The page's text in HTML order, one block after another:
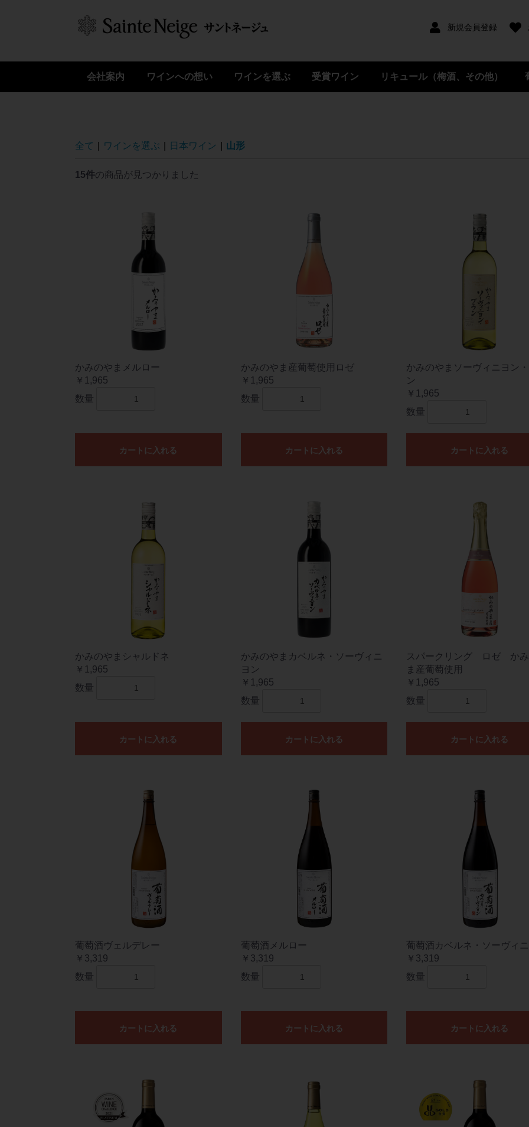
新規会員登録
会社案内 ワインへの想い ワインを選ぶ 受賞ワイン リキュール（梅酒、その他）
全て ワインを選ぶ 日本ワイン 山形
15件の商品が見つかりました
かみのやまメルロー
￥1,965
数量
カートに入れる
かみのやま産葡萄使用ロゼ
￥1,965
数量
カートに入れる
かみのやまソーヴィニヨン
ン
￥1,965
数量
カートに入れる
かみのやまシャルドネ
￥1,965
数量
カートに入れる
かみのやまカベルネ・ソーヴィニ
ヨン
￥1,965
数量
カートに入れる
スパークリング ロゼ か
ま産葡萄使用
￥1,965
数量
カートに入れる
葡萄酒ヴェルデレー
￥3,319
数量
カートに入れる
葡萄酒メルロー
￥3,319
数量
カートに入れる
葡萄酒カベルネ・ソーヴィ
￥3,319
数量
カートに入れる